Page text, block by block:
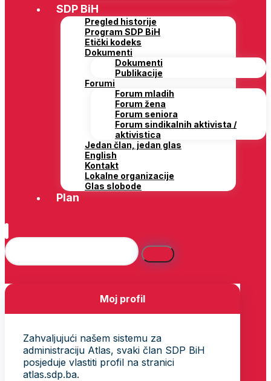
SDP BiH
Pregled historije
Program SDP BiH
Etički kodeks
Dokumenti
Dokumenti
Publikacije
Forumi
Forum mladih
Forum žena
Forum seniora
Forum sindikalnih aktivista /
aktivistica
Jedan član, jedan glas
English
Kontakt
Lokalne organizacije
Glas slobode
Plan
Moj profil
Zahvaljujući našem sistemu za
administraciju Atlas, svaki član SDP BiH
posjeduje vlastiti profil na stranici
atlas.sdp.ba.